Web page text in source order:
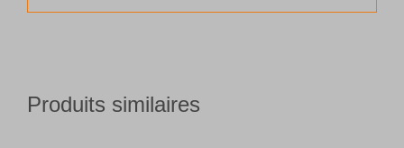
Produits similaires